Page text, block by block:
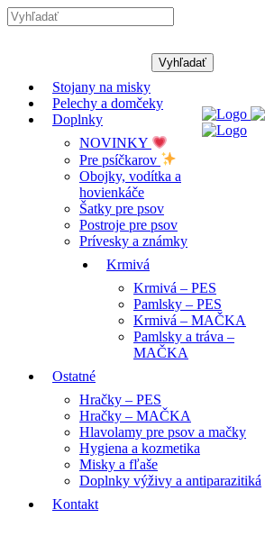
Stojany na misky
Pelechy a domčeky
Doplnky
NOVINKY
Pre psíčkarov
Obojky, vodítka a
hovienkáče
Šatky pre psov
Postroje pre psov
Prívesky a známky
Krmivá
Krmivá – PES
Pamlsky – PES
Krmivá – MAČKA
Pamlsky a tráva –
MAČKA
Ostatné
Hračky – PES
Hračky – MAČKA
Hlavolamy pre psov a mačky
Hygiena a kozmetika
Misky a fľaše
Doplnky výživy a antiparazitiká
Kontakt
-12% ZĽAVA s kódom "LETO12"